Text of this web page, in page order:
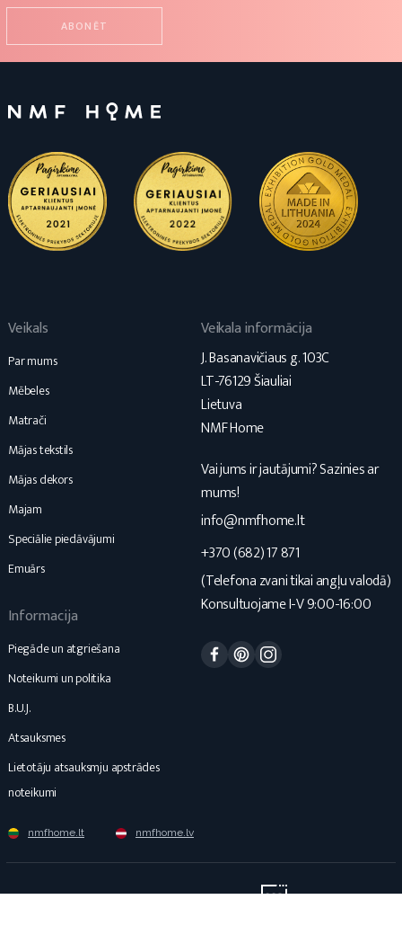
Veikals
Par mums
Mēbeles
Matrači
Mājas tekstils
Mājas dekors
Majam
Speciālie piedāvājumi
Emuārs
Informacija
Piegāde un atgriešana
Noteikumi un politika
B.U.J.
Atsauksmes
Lietotāju atsauksmju apstrādes
noteikumi
Veikala informācija
J. Basanavičiaus g. 103C
LT-76129 Šiauliai
Lietuva
NMF Home
Vai jums ir jautājumi? Sazinies ar
mums!
info@nmfhome.lt
+370 (682) 17 871
(Telefona zvani tikai angļu valodā)
Konsultuojame I-V 9:00-16:00
Facebook
Pinterest
nmfhome.lt nmfhome.lv